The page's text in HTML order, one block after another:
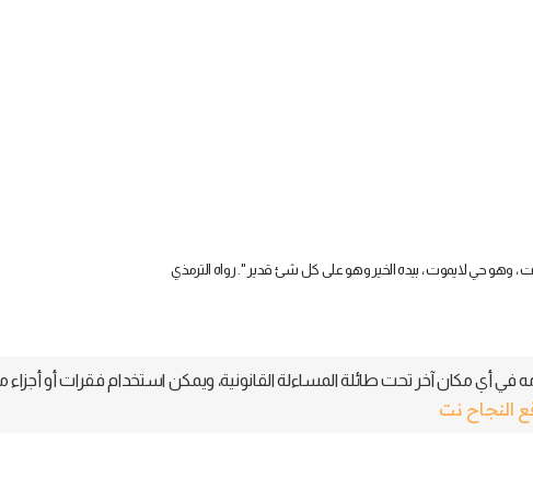
، وهو حي لايموت ، بيده الخير وهو على كل شئ قدير ". رواه الترمذي
أي مكان آخر تحت طائلة المساءلة القانونية، ويمكن استخدام فقرات أو أجزاء
النجاح نت